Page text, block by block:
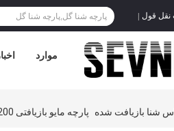
نقل قول
موارد
شنا بازیافت شده پارچه مایو بازیافتی 200 گرمی 96% نایلون بازیافتی + 4% اسپندکس برای مایوهای کشسان در 4 جهت، شلوارهای ساحلی بازیافتی، بازیافتی